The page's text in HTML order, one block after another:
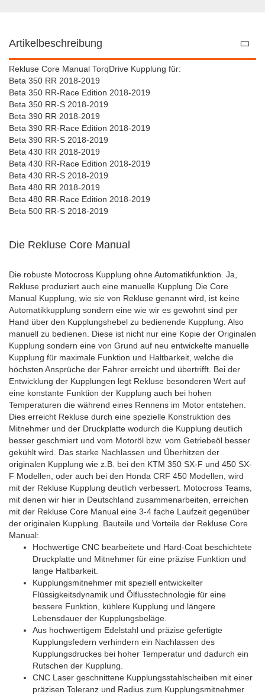
Artikelbeschreibung
Rekluse Core Manual TorqDrive Kupplung für:
Beta 350 RR 2018-2019
Beta 350 RR-Race Edition 2018-2019
Beta 350 RR-S 2018-2019
Beta 390 RR 2018-2019
Beta 390 RR-Race Edition 2018-2019
Beta 390 RR-S 2018-2019
Beta 430 RR 2018-2019
Beta 430 RR-Race Edition 2018-2019
Beta 430 RR-S 2018-2019
Beta 480 RR 2018-2019
Beta 480 RR-Race Edition 2018-2019
Beta 500 RR-S 2018-2019
Die Rekluse Core Manual
Die robuste Motocross Kupplung ohne Automatikfunktion. Ja,
Rekluse produziert auch eine manuelle Kupplung Die Core
Manual Kupplung, wie sie von Rekluse genannt wird, ist keine
Automatikkupplung sondern eine wie wir es gewohnt sind per
Hand über den Kupplungshebel zu bedienende Kupplung. Also
manuell zu bedienen. Diese ist nicht nur eine Kopie der Originalen
Kupplung sondern eine von Grund auf neu entwickelte manuelle
Kupplung für maximale Funktion und Haltbarkeit, welche die
höchsten Ansprüche der Fahrer erreicht und übertrifft. Bei der
Entwicklung der Kupplungen legt Rekluse besonderen Wert auf
eine konstante Funktion der Kupplung auch bei hohen
Temperaturen die während eines Rennens im Motor entstehen.
Dies erreicht Rekluse durch eine spezielle Konstruktion des
Mitnehmer und der Druckplatte wodurch die Kupplung deutlich
besser geschmiert und vom Motoröl bzw. vom Getriebeöl besser
gekühlt wird. Das starke Nachlassen und Überhitzen der
originalen Kupplung wie z.B. bei den KTM 350 SX-F und 450 SX-
F Modellen, oder auch bei den Honda CRF 450 Modellen, wird
mit der Rekluse Kupplung deutlich verbessert. Motocross Teams,
mit denen wir hier in Deutschland zusammenarbeiten, erreichen
mit der Rekluse Core Manual eine 3-4 fache Laufzeit gegenüber
der originalen Kupplung. Bauteile und Vorteile der Rekluse Core
Manual:
Hochwertige CNC bearbeitete und Hard-Coat beschichtete
Druckplatte und Mitnehmer für eine präzise Funktion und
lange Haltbarkeit.
Kupplungsmitnehmer mit speziell entwickelter
Flüssigkeitsdynamik und Ölflusstechnologie für eine
bessere Funktion, kühlere Kupplung und längere
Lebensdauer der Kupplungsbeläge.
Aus hochwertigem Edelstahl und präzise gefertigte
Kupplungsfedern verhindern ein Nachlassen des
Kupplungsdruckes bei hoher Temperatur und dadurch ein
Rutschen der Kupplung.
CNC Laser geschnittene Kupplungsstahlscheiben mit einer
präzisen Toleranz und Radius zum Kupplungsmitnehmer